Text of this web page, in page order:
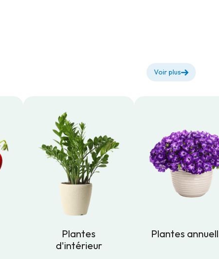
Voir plus
Plantes
d'intérieur
Plantes